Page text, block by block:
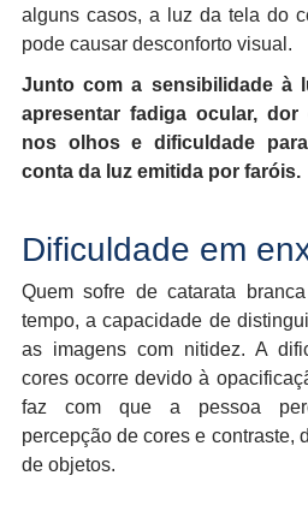
alguns casos, a luz da tela do
pode causar desconforto visual.
Junto com a sensibilidade à
apresentar fadiga ocular, dor
nos olhos e dificuldade
conta da luz emitida por faróis.
Dificuldade em
Quem sofre de catarata
tempo, a capacidade de
as imagens com nitidez. A
cores ocorre devido à
faz com que a pessoa
percepção de cores e contraste,
de objetos.